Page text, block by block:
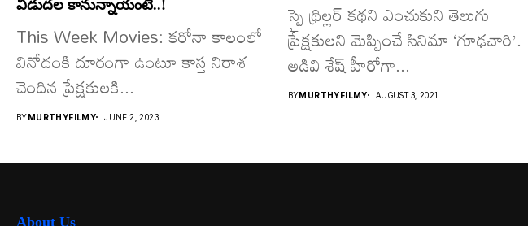
విడుద‌ల కానున్నాయంటే..!
This Week Movies: క‌రోనా కాలంలో
వినోదంకి దూరంగా ఉంటూ కాస్త నిరాశ
చెందిన ప్రేక్ష‌కుల‌కి...
BYMURTHYFILMY JUNE 2, 2023
స్పై థ్రిల్లర్ కథని ఎంచుకుని తెలుగు
ప్రేక్షకులని మెప్పించే సినిమా ‘గూఢచారి’.
అడివి శేష్ హీరోగా...
BYMURTHYFILMY AUGUST 3, 2021
About Us